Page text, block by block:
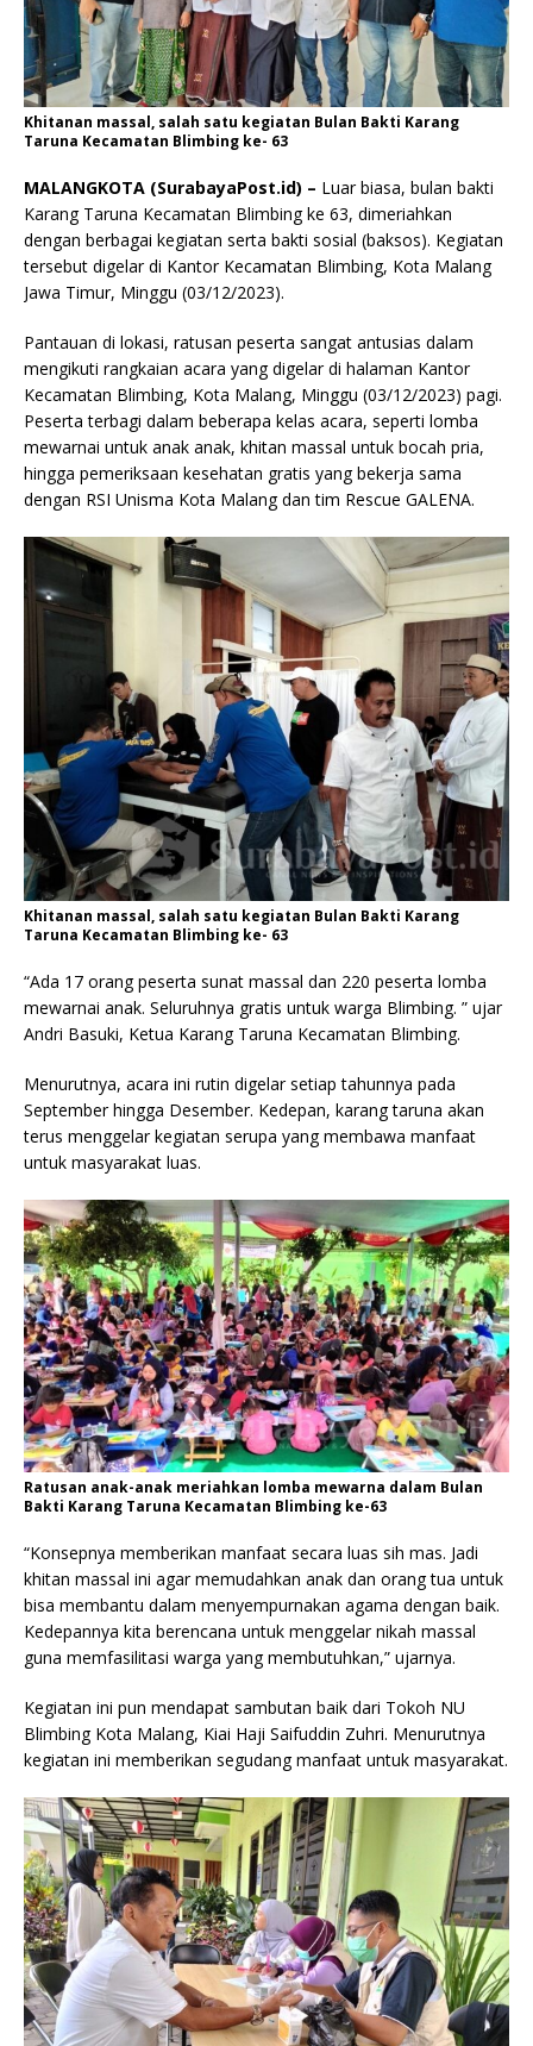
Khitanan massal, salah satu kegiatan Bulan Bakti Karang
Taruna Kecamatan Blimbing ke- 63
MALANGKOTA (SurabayaPost.id) – Luar biasa, bulan bakti
Karang Taruna Kecamatan Blimbing ke 63, dimeriahkan
dengan berbagai kegiatan serta bakti sosial (baksos). Kegiatan
tersebut digelar di Kantor Kecamatan Blimbing, Kota Malang
Jawa Timur, Minggu (03/12/2023).
Pantauan di lokasi, ratusan peserta sangat antusias dalam
mengikuti rangkaian acara yang digelar di halaman Kantor
Kecamatan Blimbing, Kota Malang, Minggu (03/12/2023) pagi.
Peserta terbagi dalam beberapa kelas acara, seperti lomba
mewarnai untuk anak anak, khitan massal untuk bocah pria,
hingga pemeriksaan kesehatan gratis yang bekerja sama
dengan RSI Unisma Kota Malang dan tim Rescue GALENA.
Khitanan massal, salah satu kegiatan Bulan Bakti Karang
Taruna Kecamatan Blimbing ke- 63
“Ada 17 orang peserta sunat massal dan 220 peserta lomba
mewarnai anak. Seluruhnya gratis untuk warga Blimbing. ” ujar
Andri Basuki, Ketua Karang Taruna Kecamatan Blimbing.
Menurutnya, acara ini rutin digelar setiap tahunnya pada
September hingga Desember. Kedepan, karang taruna akan
terus menggelar kegiatan serupa yang membawa manfaat
untuk masyarakat luas.
Ratusan anak-anak meriahkan lomba mewarna dalam Bulan
Bakti Karang Taruna Kecamatan Blimbing ke-63
“Konsepnya memberikan manfaat secara luas sih mas. Jadi
khitan massal ini agar memudahkan anak dan orang tua untuk
bisa membantu dalam menyempurnakan agama dengan baik.
Kedepannya kita berencana untuk menggelar nikah massal
guna memfasilitasi warga yang membutuhkan,” ujarnya.
Kegiatan ini pun mendapat sambutan baik dari Tokoh NU
Blimbing Kota Malang, Kiai Haji Saifuddin Zuhri. Menurutnya
kegiatan ini memberikan segudang manfaat untuk masyarakat.